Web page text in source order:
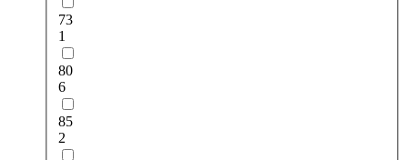
73
1
80
6
85
2